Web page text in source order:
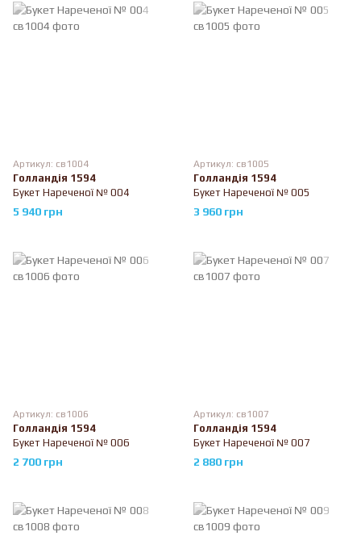
Артикул: св1004
Голландія 1594
Букет Нареченої № 004
5 940 грн
Артикул: св1005
Голландія 1594
Букет Нареченої № 005
3 960 грн
Артикул: св1006
Голландія 1594
Букет Нареченої № 006
2 700 грн
Артикул: св1007
Голландія 1594
Букет Нареченої № 007
2 880 грн